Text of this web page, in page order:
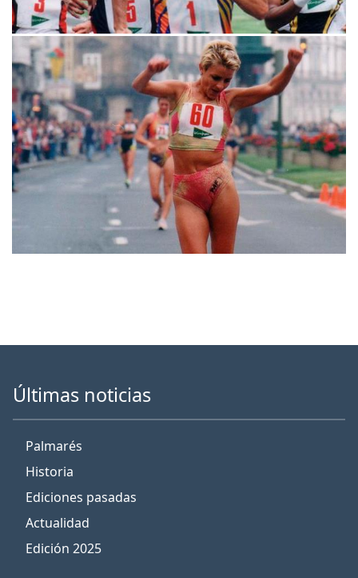
Últimas noticias
Palmarés
Historia
Ediciones pasadas
Actualidad
Edición 2025